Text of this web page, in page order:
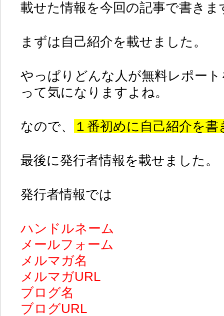
載せた情報を今回の記事で書きま
まずは自己紹介を載せました。
やっぱりどんな人が無料レポー
って気になりますよね。
なので、 １番初めに自己紹介を
最後に発行者情報を載せました。
発行者情報では
ハンドルネーム
メールフォーム
メルマガ名
メルマガURL
ブログ名
ブログURL